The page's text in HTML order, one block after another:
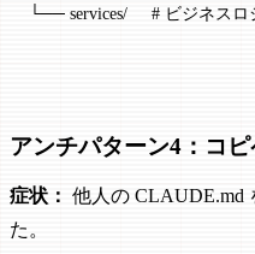
└── services/     # ビジネスロ
アンチパターン4：コ
症状： 他人の CLAUDE.md
た。